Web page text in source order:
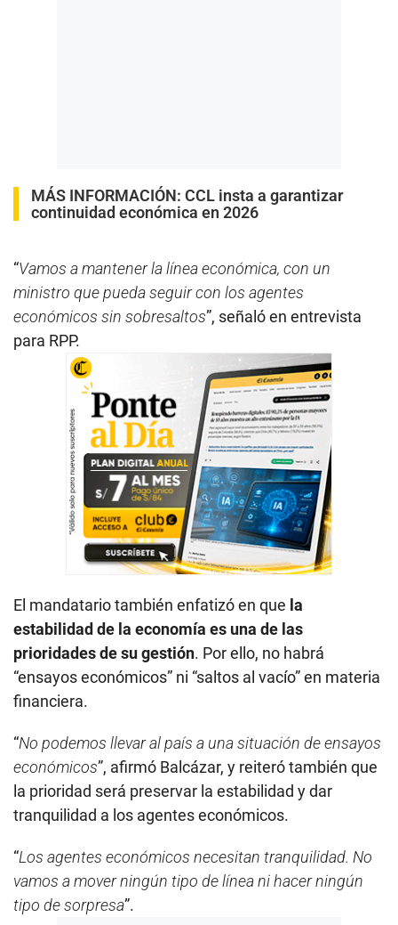
MÁS INFORMACIÓN: CCL insta a garantizar
continuidad económica en 2026
“Vamos a mantener la línea económica, con un
ministro que pueda seguir con los agentes
económicos sin sobresaltos”, señaló en entrevista
para RPP.
El mandatario también enfatizó en que la
estabilidad de la economía es una de las
prioridades de su gestión. Por ello, no habrá
“ensayos económicos” ni “saltos al vacío” en materia
financiera.
“No podemos llevar al país a una situación de ensayos
económicos”, afirmó Balcázar, y reiteró también que
la prioridad será preservar la estabilidad y dar
tranquilidad a los agentes económicos.
“Los agentes económicos necesitan tranquilidad. No
vamos a mover ningún tipo de línea ni hacer ningún
tipo de sorpresa”.